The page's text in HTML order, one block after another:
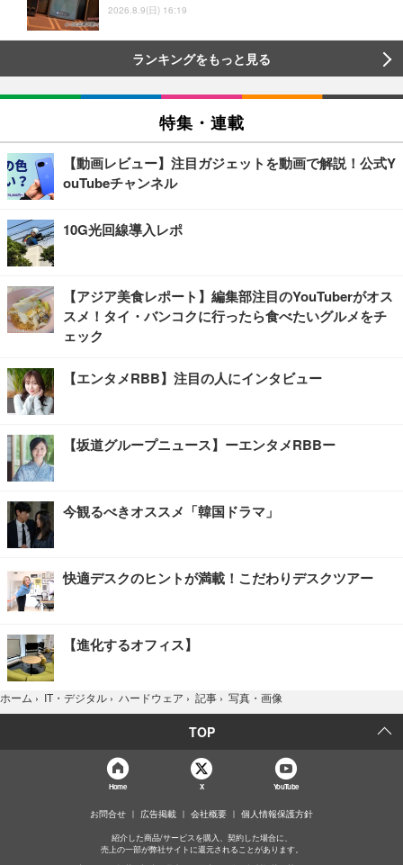
2026.8.9(日) 16:19
ランキングをもっと見る
特集・連載
【動画レビュー】注目ガジェットを動画で解説！公式Y
ouTubeチャンネル
10G光回線導入レポ
【アジア美食レポート】編集部注目のYouTuberがオス
スメ！タイ・バンコクに行ったら食べたいグルメをチ
ェック
【エンタメRBB】注目の人にインタビュー
【坂道グループニュース】ーエンタメRBBー
今観るべきオススメ「韓国ドラマ」
快適デスクのヒントが満載！こだわりデスクツアー
【進化するオフィス】
ホーム › IT・デジタル › ハードウェア › 記事 › 写真・画像
TOP
Home X YouTube
お問合せ 広告掲載 会社概要 個人情報保護方針
紹介した商品/サービスを購入、契約した場合に、
売上の一部が弊社サイトに還元されることがあります。